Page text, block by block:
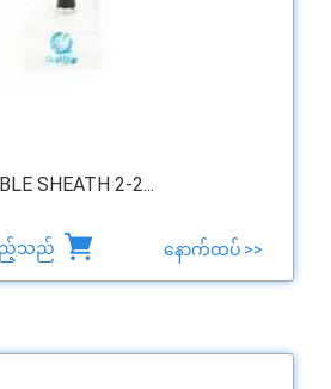
SHEATH 2-2...
ည့်သည် နောက်ထပ် >>